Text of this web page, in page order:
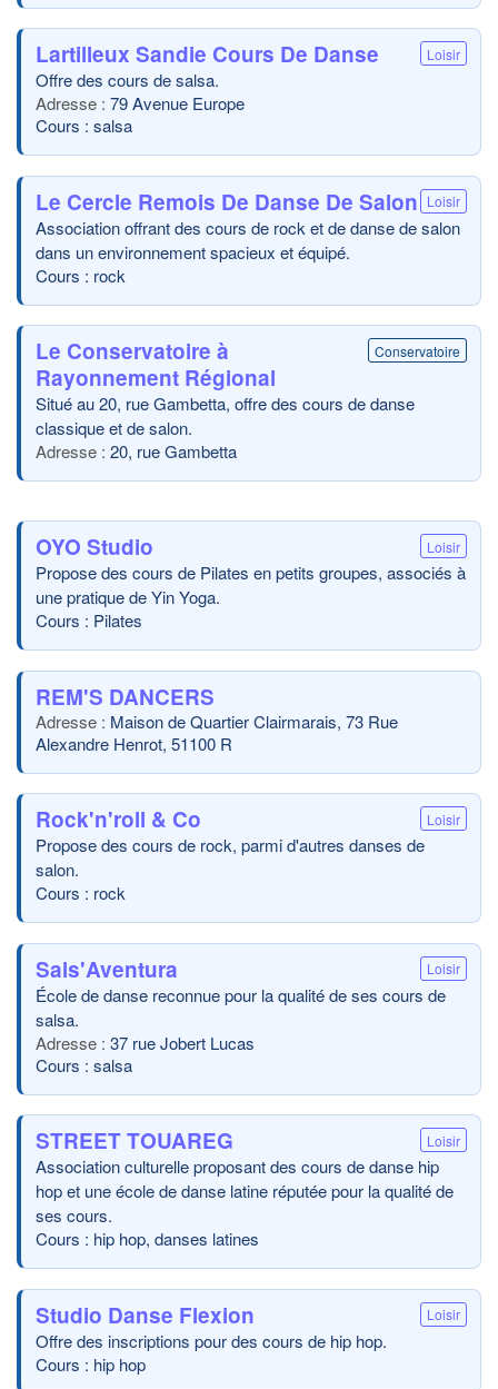
Lartilleux Sandie Cours De Danse Loisir
Offre des cours de salsa.
79 Avenue Europe
Cours : salsa
Le Cercle Remois De Danse De Salon Loisir
Association offrant des cours de rock et de danse de salon
dans un environnement spacieux et équipé.
Cours : rock
Le Conservatoire à
Rayonnement Régional
Conservatoire
Situé au 20, rue Gambetta, offre des cours de danse
classique et de salon.
20, rue Gambetta
OYO Studio Loisir
Propose des cours de Pilates en petits groupes, associés à
une pratique de Yin Yoga.
Cours : Pilates
REM'S DANCERS
Maison de Quartier Clairmarais, 73 Rue
Alexandre Henrot, 51100 R
Rock'n'roll & Co Loisir
Propose des cours de rock, parmi d'autres danses de
salon.
Cours : rock
Sals'Aventura Loisir
École de danse reconnue pour la qualité de ses cours de
salsa.
37 rue Jobert Lucas
Cours : salsa
STREET TOUAREG Loisir
Association culturelle proposant des cours de danse hip
hop et une école de danse latine réputée pour la qualité de
ses cours.
Cours : hip hop, danses latines
Studio Danse Flexion Loisir
Offre des inscriptions pour des cours de hip hop.
Cours : hip hop